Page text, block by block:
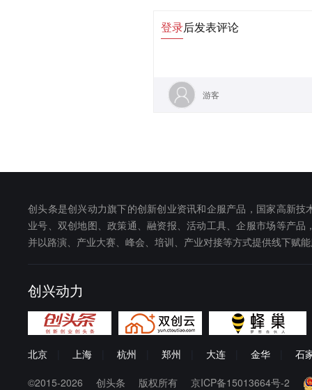
登录后发表评论
游客
创头条是创兴动力旗下的创新创业资讯和企服产品，国家高新
业号、双创地图、政策通、融资报、活动工具、企服市场等产
并以路演、产业大赛、峰会、培训、产业对接等方式提供线下赋
创兴动力
北京 上海 杭州 郑州 大连 金华 石
©2015-2026 创头条 版权所有 京ICP备15013664号-2